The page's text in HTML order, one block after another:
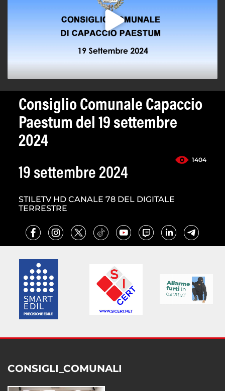
Consiglio Comunale Capaccio
Paestum del 19 settembre
2024
1404
19 settembre 2024
STILETV HD CANALE 78 DEL DIGITALE
TERRESTRE
CONSIGLI_COMUNALI